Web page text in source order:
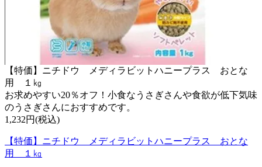
【特価】ニチドウ メディラビットハニープラス おとな
用 １㎏
お求めやすい20％オフ！小食なうさぎさんや食欲が低下気味
のうさぎさんにおすすめです。
1,232円(税込)
【特価】ニチドウ メディラビットハニープラス おとな
用 １㎏